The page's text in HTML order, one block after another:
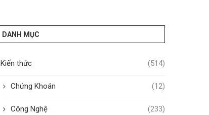
DANH MỤC
Kiến thức (514)
Chứng Khoán (12)
Công Nghệ (233)